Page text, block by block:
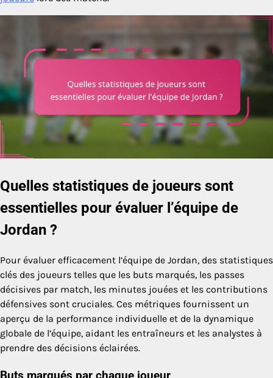
Quelles statistiques de joueurs sont
essentielles pour évaluer l’équipe de
Jordan ?
Pour évaluer efficacement l’équipe de Jordan, des statistiques
clés des joueurs telles que les buts marqués, les passes
décisives par match, les minutes jouées et les contributions
défensives sont cruciales. Ces métriques fournissent un
aperçu de la performance individuelle et de la dynamique
globale de l’équipe, aidant les entraîneurs et les analystes à
prendre des décisions éclairées.